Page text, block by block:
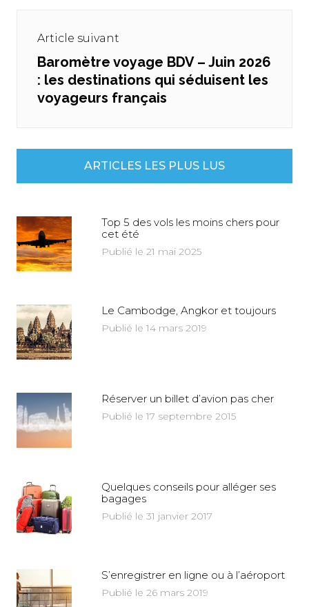
Article suivant
Next
post:
Baromètre voyage BDV – Juin 2026
: les destinations qui séduisent les
voyageurs français
ARTICLES LES PLUS LUS
Top 5 des vols les moins chers pour
cet été
Publié le 21 mai 2025
Le Cambodge, Angkor et toujours
Publié le 14 mars 2019
Réserver un billet d’avion pas cher
Publié le 17 septembre 2015
Quelques conseils pour alléger ses
bagages
Publié le 31 janvier 2017
S’enregistrer en ligne ou à l’aéroport
Publié le 26 mars 2019